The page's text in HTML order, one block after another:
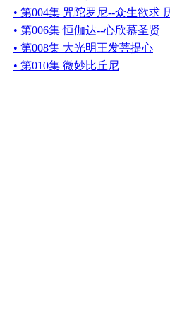
• 第004集 咒陀罗尼--众生欲求
• 第006集 恒伽达--心欣慕圣贤
• 第008集 大光明王发菩提心
• 第010集 微妙比丘尼